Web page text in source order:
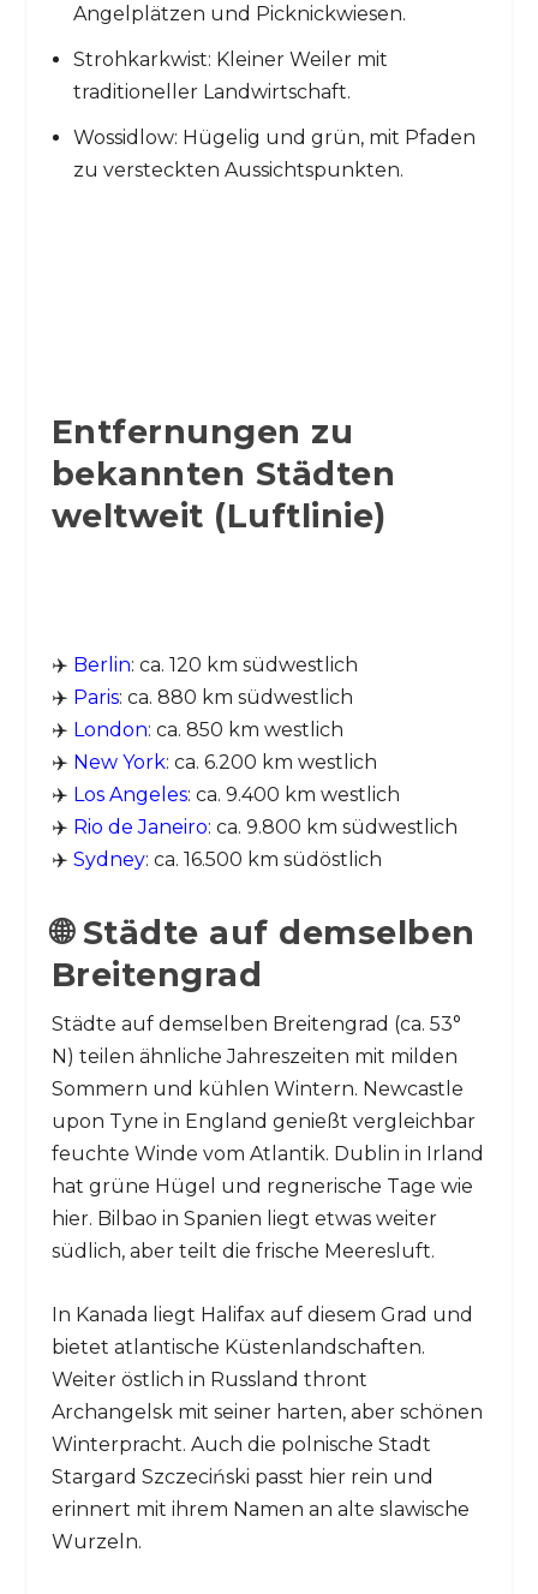
Angelplätzen und Picknickwiesen.
Strohkarkwist: Kleiner Weiler mit
traditioneller Landwirtschaft.
Wossidlow: Hügelig und grün, mit Pfaden
zu versteckten Aussichtspunkten.
Entfernungen zu
bekannten Städten
weltweit (Luftlinie)
✈️ Berlin: ca. 120 km südwestlich
✈️ Paris: ca. 880 km südwestlich
✈️ London: ca. 850 km westlich
✈️ New York: ca. 6.200 km westlich
✈️ Los Angeles: ca. 9.400 km westlich
✈️ Rio de Janeiro: ca. 9.800 km südwestlich
✈️ Sydney: ca. 16.500 km südöstlich
🌐 Städte auf demselben
Breitengrad
Städte auf demselben Breitengrad (ca. 53°
N) teilen ähnliche Jahreszeiten mit milden
Sommern und kühlen Wintern. Newcastle
upon Tyne in England genießt vergleichbar
feuchte Winde vom Atlantik. Dublin in Irland
hat grüne Hügel und regnerische Tage wie
hier. Bilbao in Spanien liegt etwas weiter
südlich, aber teilt die frische Meeresluft.
In Kanada liegt Halifax auf diesem Grad und
bietet atlantische Küstenlandschaften.
Weiter östlich in Russland thront
Archangelsk mit seiner harten, aber schönen
Winterpracht. Auch die polnische Stadt
Stargard Szczeciński passt hier rein und
erinnert mit ihrem Namen an alte slawische
Wurzeln.